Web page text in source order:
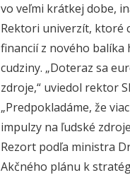
vo veľmi krátkej dobe,
Rektori univerzít, ktoré
financií z nového balíka
cudziny. „Doteraz sa
zdroje,“ uviedol rektor
„Predpokladáme, že
impulzy na ľudské
Rezort podľa ministra
Akčného plánu k